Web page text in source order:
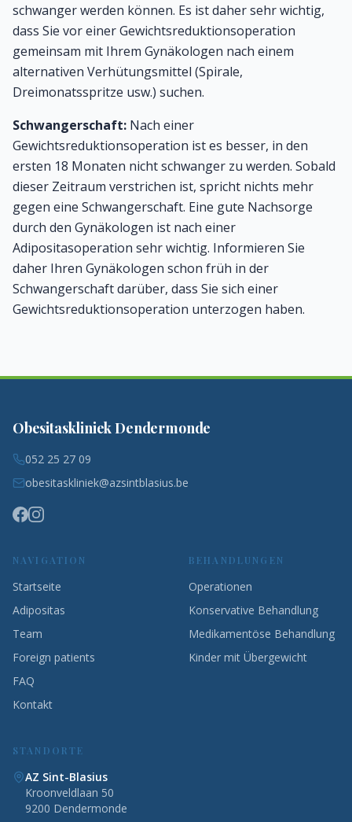
schwanger werden können. Es ist daher sehr wichtig,
dass Sie vor einer Gewichtsreduktionsoperation
gemeinsam mit Ihrem Gynäkologen nach einem
alternativen Verhütungsmittel (Spirale,
Dreimonatsspritze usw.) suchen.
Schwangerschaft: Nach einer
Gewichtsreduktionsoperation ist es besser, in den
ersten 18 Monaten nicht schwanger zu werden. Sobald
dieser Zeitraum verstrichen ist, spricht nichts mehr
gegen eine Schwangerschaft. Eine gute Nachsorge
durch den Gynäkologen ist nach einer
Adipositasoperation sehr wichtig. Informieren Sie
daher Ihren Gynäkologen schon früh in der
Schwangerschaft darüber, dass Sie sich einer
Gewichtsreduktionsoperation unterzogen haben.
Obesitaskliniek Dendermonde
052 25 27 09
obesitaskliniek@azsintblasius.be
NAVIGATION
Startseite
Adipositas
Team
Foreign patients
FAQ
Kontakt
BEHANDLUNGEN
Operationen
Konservative Behandlung
Medikamentöse Behandlung
Kinder mit Übergewicht
STANDORTE
AZ Sint-Blasius
Kroonveldlaan 50
9200 Dendermonde